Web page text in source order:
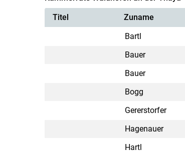
Titel Zuname
Bartl
Bauer
Bauer
Bogg
Gererstorfer
Hagenauer
Hartl